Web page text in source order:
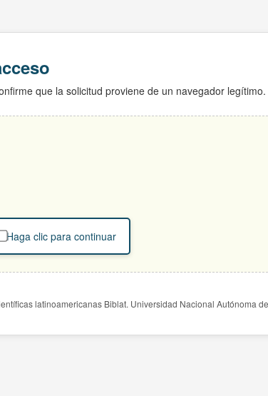
que la solicitud proviene de un navegador legítimo.
Haga clic para continuar
latinoamericanas Biblat. Universidad Nacional Autónoma